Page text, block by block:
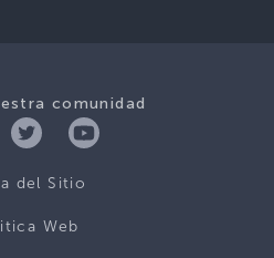
comunidad
del Sitio
Web